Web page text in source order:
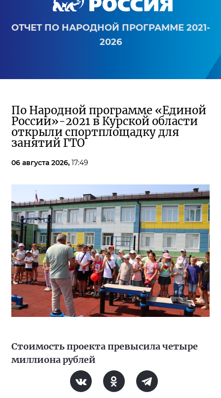
ОТЧЕТ ПО НАРОДНОЙ ПРОГРАММЕ 2021-
2026
По Народной программе «Единой
России»-2021 в Курской области
открыли спортплощадку для
занятий ГТО
06 августа 2026, 17:49
Стоимость проекта превысила четыре
миллиона рублей